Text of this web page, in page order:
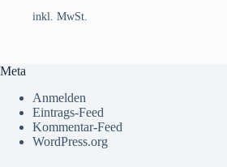
inkl. MwSt.
Meta
Anmelden
Eintrags-Feed
Kommentar-Feed
WordPress.org